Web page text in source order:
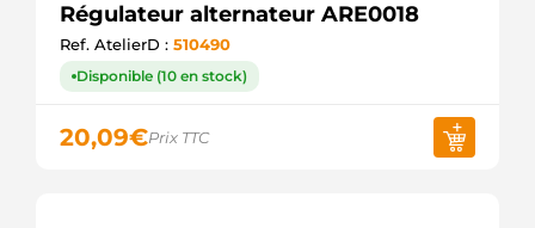
Régulateur alternateur ARE0018
Ref. AtelierD : 510490
Disponible (10 en stock)
20,09€Prix TTC